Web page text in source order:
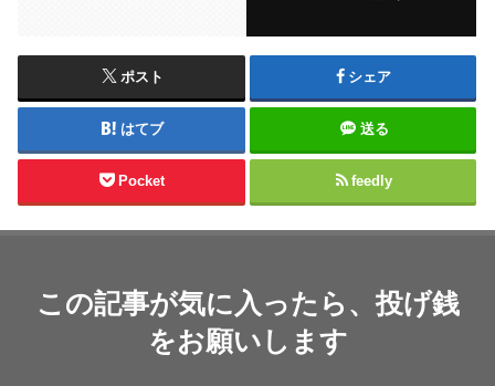
ポスト シェア
はてブ 送る
Pocket feedly
この記事が気に入ったら、投げ銭
をお願いします